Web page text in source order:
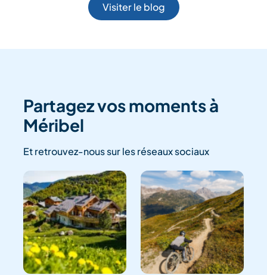
Visiter le blog
Partagez vos moments à
Méribel
Et retrouvez-nous sur les réseaux sociaux